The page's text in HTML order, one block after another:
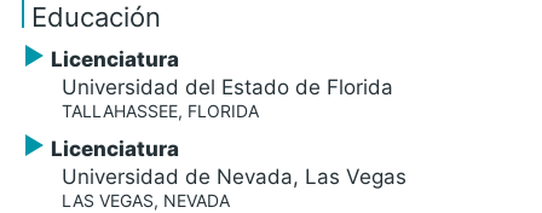
Educación
Licenciatura
Universidad del Estado de Florida
TALLAHASSEE, FLORIDA
Licenciatura
Universidad de Nevada, Las Vegas
LAS VEGAS, NEVADA